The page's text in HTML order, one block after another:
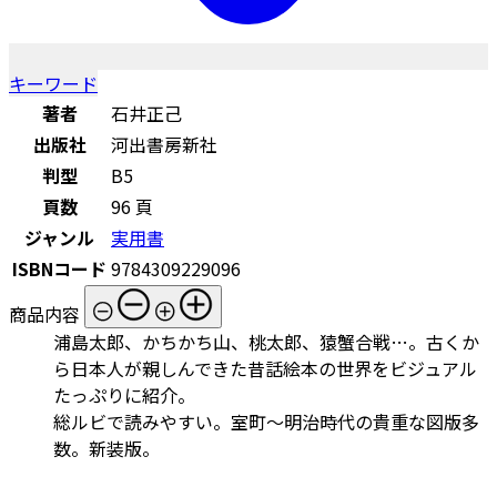
キーワード
著者
石井正己
出版社
河出書房新社
判型
B5
頁数
96 頁
ジャンル
実用書
ISBNコード 9784309229096
商品内容
浦島太郎、かちかち山、桃太郎、猿蟹合戦…。古くか
ら日本人が親しんできた昔話絵本の世界をビジュアル
たっぷりに紹介。
総ルビで読みやすい。室町～明治時代の貴重な図版多
数。新装版。